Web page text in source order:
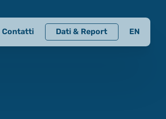
Contatti Dati & Report EN